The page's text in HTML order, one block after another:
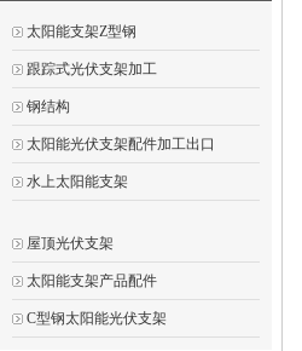
太阳能支架Z型钢
跟踪式光伏支架加工
钢结构
太阳能光伏支架配件加工出口
水上太阳能支架
屋顶光伏支架
太阳能支架产品配件
C型钢太阳能光伏支架